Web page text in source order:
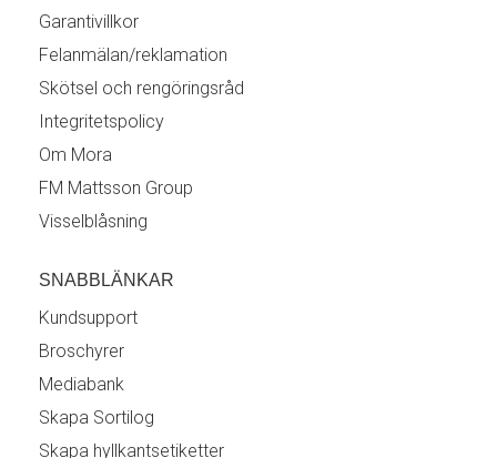
Garantivillkor
Felanmälan/reklamation
Skötsel och rengöringsråd
Integritetspolicy
Om Mora
FM Mattsson Group
Visselblåsning
SNABBLÄNKAR
Kundsupport
Broschyrer
Mediabank
Skapa Sortilog
Skapa hyllkantsetiketter